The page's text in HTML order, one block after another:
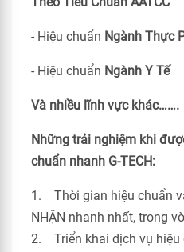
- Hiệu chuẩn Ngành Thực
- Hiệu chuẩn Ngành Y Tế
Và nhiều lĩnh vực khác…….
Những trải nghiệm khi
chuẩn nhanh G-TECH:
1. Thời gian hiệu chuẩn
NHẬN nhanh nhất, trong
2. Triển khai dịch vụ hiệu